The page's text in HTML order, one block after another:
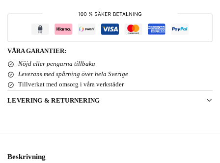
VÅRA GARANTIER:
Nöjd eller pengarna tillbaka
Leverans med spårning över hela Sverige
Tillverkat med omsorg i våra verkstäder
LEVERING & RETURNERING
Beskrivning